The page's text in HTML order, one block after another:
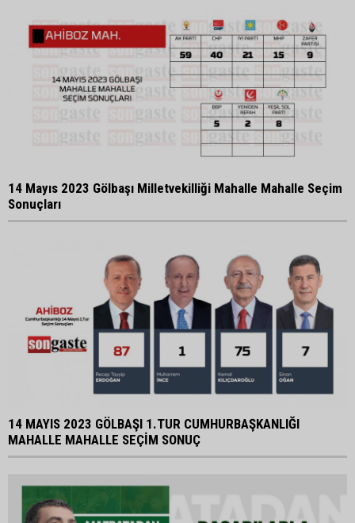
14 Mayıs 2023 Gölbaşı Milletvekilliği Mahalle Mahalle Seçim
Sonuçları
14 MAYIS 2023 GÖLBAŞI 1.TUR CUMHURBAŞKANLIĞI
MAHALLE MAHALLE SEÇİM SONUÇ